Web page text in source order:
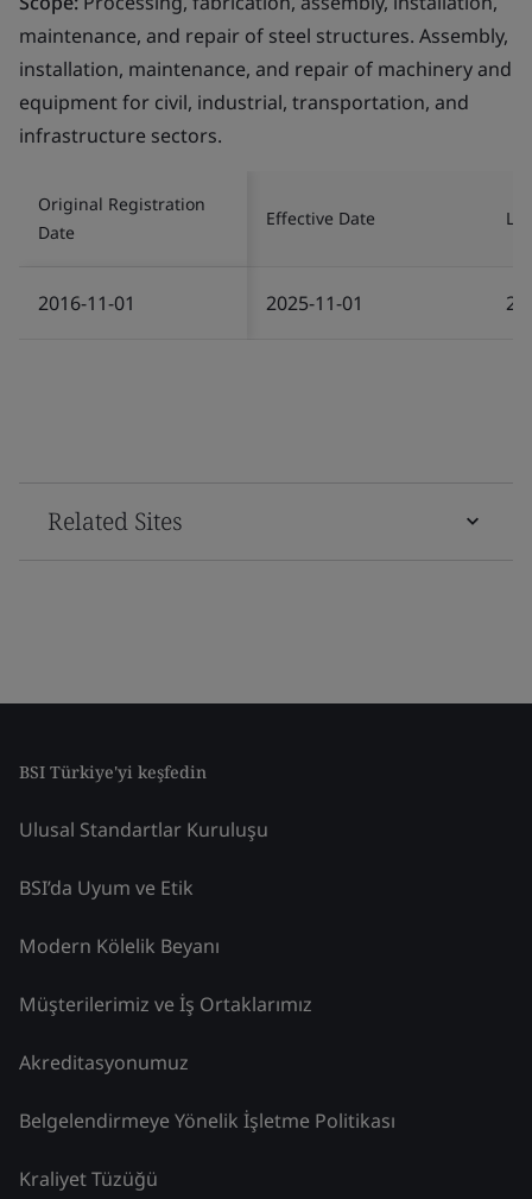
maintenance, and repair of steel structures. Assembly,
installation, maintenance, and repair of machinery and
equipment for civil, industrial, transportation, and
infrastructure sectors.
Original Registration
Date
Effective Date
2016-11-01 2025-11-01
Related Sites
BSI Türkiye'yi keşfedin
Ulusal Standartlar Kuruluşu
BSI’da Uyum ve Etik
Modern Kölelik Beyanı
Müşterilerimiz ve İş Ortaklarımız
Akreditasyonumuz
Belgelendirmeye Yönelik İşletme Politikası
Kraliyet Tüzüğü